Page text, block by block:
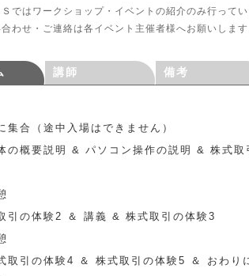
ではワークショップ・イベントの紹介のみ行ってい
わせ・ご連絡は各イベント主催者様へお願いします
講師 備考
合（途中入場はできません）
概要説明 & パソコン操作の説明 & 株式取
引の体験2 ＆ 講義 & 株式取引の体験3
引の体験4 ＆ 株式取引の体験5 ＆ おわり